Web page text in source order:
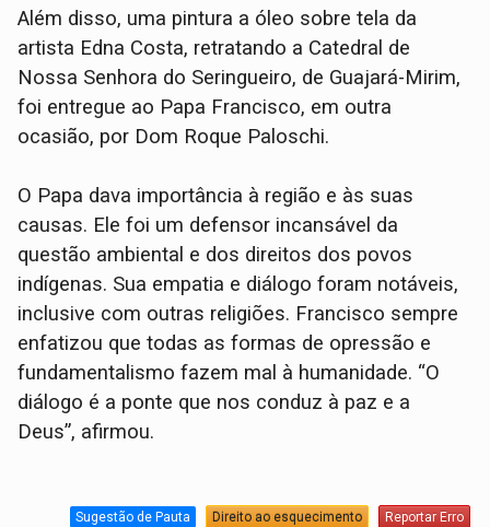
Além disso, uma pintura a óleo sobre tela da
artista Edna Costa, retratando a Catedral de
Nossa Senhora do Seringueiro, de Guajará-Mirim,
foi entregue ao Papa Francisco, em outra
ocasião, por Dom Roque Paloschi.
O Papa dava importância à região e às suas
causas. Ele foi um defensor incansável da
questão ambiental e dos direitos dos povos
indígenas. Sua empatia e diálogo foram notáveis,
inclusive com outras religiões. Francisco sempre
enfatizou que todas as formas de opressão e
fundamentalismo fazem mal à humanidade. “O
diálogo é a ponte que nos conduz à paz e a
Deus”, afirmou.
Sugestão de Pauta Direito ao esquecimento Reportar Erro